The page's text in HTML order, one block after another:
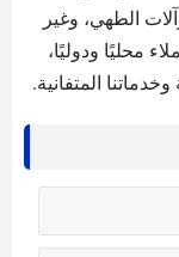
الطهي، وغير
محليًا ودوليًا،
المتفانية.